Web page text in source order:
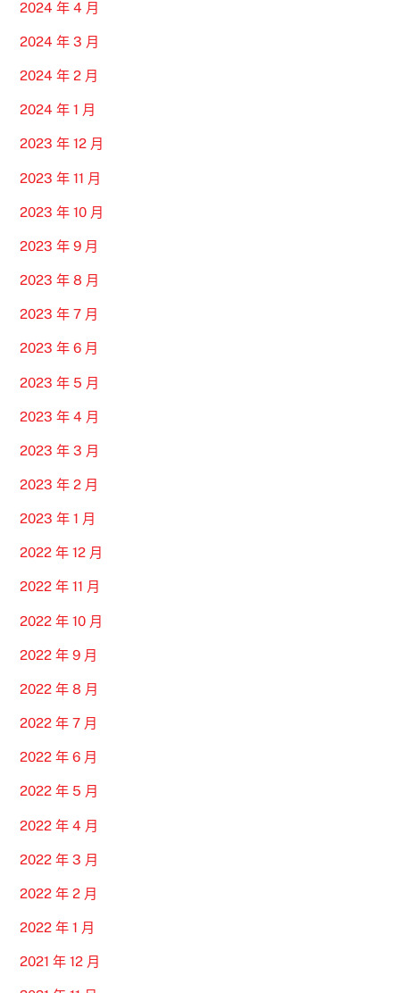
2024 年 4 月
2024 年 3 月
2024 年 2 月
2024 年 1 月
2023 年 12 月
2023 年 11 月
2023 年 10 月
2023 年 9 月
2023 年 8 月
2023 年 7 月
2023 年 6 月
2023 年 5 月
2023 年 4 月
2023 年 3 月
2023 年 2 月
2023 年 1 月
2022 年 12 月
2022 年 11 月
2022 年 10 月
2022 年 9 月
2022 年 8 月
2022 年 7 月
2022 年 6 月
2022 年 5 月
2022 年 4 月
2022 年 3 月
2022 年 2 月
2022 年 1 月
2021 年 12 月